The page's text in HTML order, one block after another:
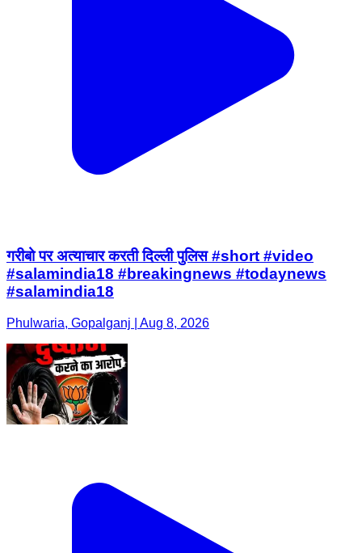
गरीबो पर अत्याचार करती दिल्ली पुलिस #short #video
#salamindia18 #breakingnews #todaynews
#salamindia18
Phulwaria, Gopalganj | Aug 8, 2026